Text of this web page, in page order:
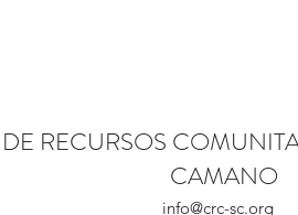
RECURSOS
CAMANO
info@crc-sc.org